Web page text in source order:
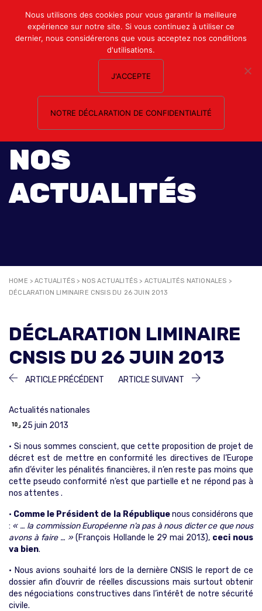
Mon compte
Nous contacter
NOS
ACTUALITÉS
HOME >ACTUALITÉS > NOS ACTUALITÉS > ACTUALITÉS NATIONALES >
DÉCLARATION LIMINAIRE CNSIS DU 26 JUIN 2013
DÉCLARATION LIMINAIRE
CNSIS DU 26 JUIN 2013
NAVIGATION
L’ARTICLE
ARTICLE PRÉCÉDENT ARTICLE
ARTICLE SUIVANT
ARTICLE
Actualités nationales
25 juin 2013
• Si nous sommes conscient, que cette proposition de projet de
décret est de mettre en conformité les directives de l’Europe
afin d’éviter les pénalités financières, il n’en reste pas moins que
cette pseudo conformité n’est que partielle et ne répond pas à
nos attentes .
• Comme le Président de la Républiquenous considérons que
: « … la commission Européenne n’a pas à nous dicter ce que nous
avons à faire … » (François Hollande le 29 mai 2013), ceci nous
va bien.
• Nous avions souhaité lors de la dernière CNSIS le report de ce
dossier afin d’ouvrir de réelles discussions mais surtout obtenir
des négociations constructives dans l’intérêt de notre sécurité
civile.
Nous utilisons des cookies pour vous garantir la meilleure
expérience sur notre site. Si vous continuez à utiliser ce
dernier, nous considérerons que vous acceptez nos conditions
d'utilisations.
J'ACCEPTE
NOTRE DÉCLARATION DE CONFIDENTIALITÉ